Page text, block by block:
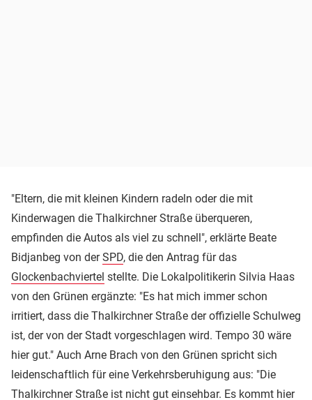
"Eltern, die mit kleinen Kindern radeln oder die mit
Kinderwagen die Thalkirchner Straße überqueren,
empfinden die Autos als viel zu schnell", erklärte Beate
Bidjanbeg von derSPD, die den Antrag für das
Glockenbachviertel stellte. Die Lokalpolitikerin Silvia Haas
von den Grünen ergänzte: "Es hat mich immer schon
irritiert, dass die Thalkirchner Straße der offizielle Schulweg
ist, der von der Stadt vorgeschlagen wird. Tempo 30 wäre
hier gut." Auch Arne Brach von den Grünen spricht sich
leidenschaftlich für eine Verkehrsberuhigung aus: "Die
Thalkirchner Straße ist nicht gut einsehbar. Es kommt hier